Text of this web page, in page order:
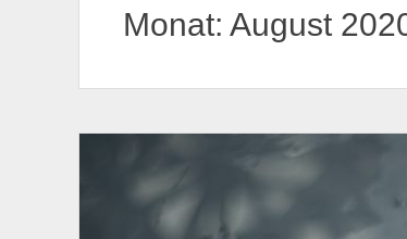
Monat: August